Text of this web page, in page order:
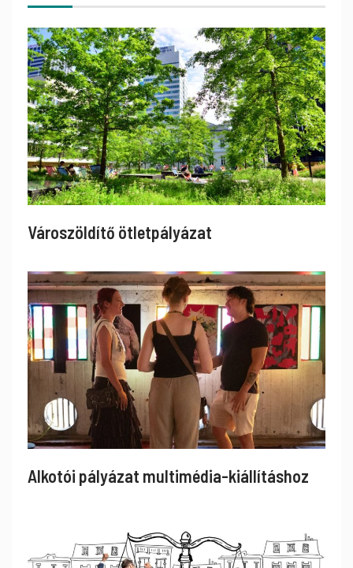
Városzöldítő ötletpályázat
Alkotói pályázat multimédia-kiállításhoz